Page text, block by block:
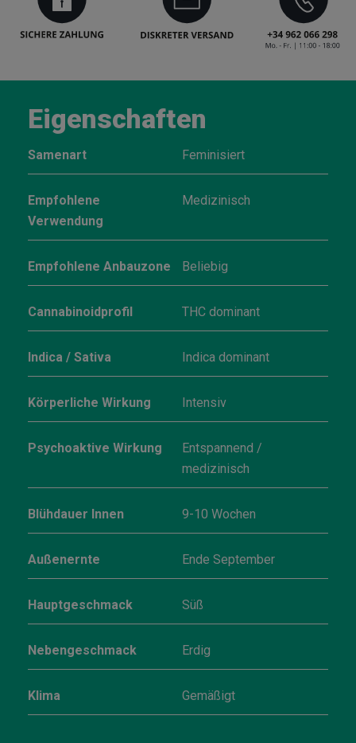
Eigenschaften
Samenart Feminisiert
Empfohlene
Verwendung
Medizinisch
Empfohlene Anbauzone Beliebig
Cannabinoidprofil THC dominant
Indica / Sativa Indica dominant
Körperliche Wirkung Intensiv
Psychoaktive Wirkung
Entspannend /
medizinisch
Blühdauer Innen 9-10 Wochen
Außenernte Ende September
Hauptgeschmack Süß
Nebengeschmack Erdig
Klima Gemäßigt